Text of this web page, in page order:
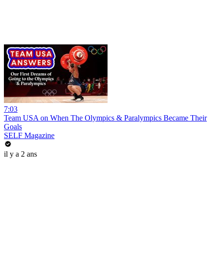
7:03
Team USA on When The Olympics & Paralympics Became Their
Goals
SELF Magazine
il y a 2 ans